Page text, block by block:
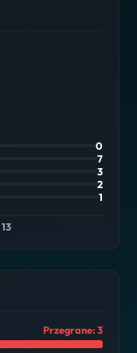
0
7
3
2
1
13
Przegrane: 3